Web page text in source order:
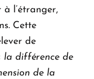
l’étranger,
Cette
de
la différence de
de la